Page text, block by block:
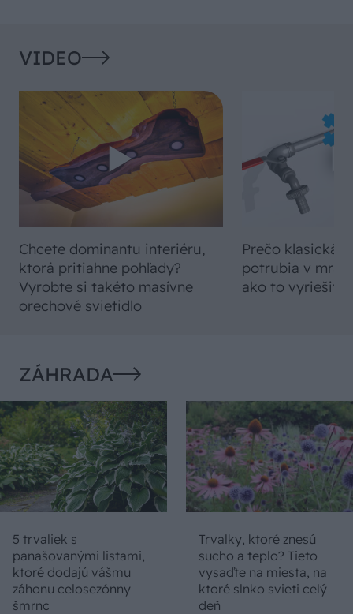
VIDEO
Chcete dominantu interiéru,
ktorá pritiahne pohľady?
Vyrobte si takéto masívne
orechové svietidlo
Prečo klasická
potrubia v
ako to vyriešiť
ZÁHRADA
5 trvaliek s
panašovanými listami,
ktoré dodajú vášmu
záhonu celosezónny
šmrnc
Trvalky, ktoré znesú
sucho a teplo? Tieto
vysaďte na miesta, na
ktoré slnko svieti celý
deň